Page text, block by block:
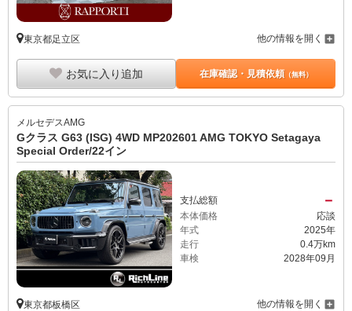
東京都足立区 他の情報を開く
お気に入り追加 在庫確認・見積依頼（無料）
メルセデスAMG
Gクラス G63 (ISG) 4WD MP202601 AMG TOKYO Setagaya
Special Order/22イン
支払総額 －
本体価格
応談
年式
2025年
走行
0.4万km
車検
2028年09月
東京都板橋区 他の情報を開く